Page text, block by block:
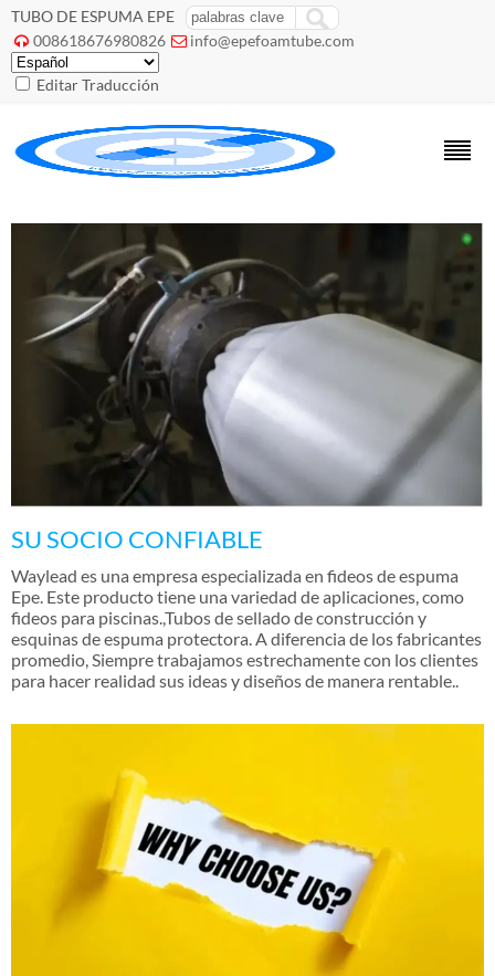
TUBO DE ESPUMA EPE
 008618676980826  info@epefoamtube.com
Editar Traducción
SU SOCIO CONFIABLE
Waylead es una empresa especializada en fideos de espuma
Epe. Este producto tiene una variedad de aplicaciones, como
fideos para piscinas.,Tubos de sellado de construcción y
esquinas de espuma protectora. A diferencia de los fabricantes
promedio, Siempre trabajamos estrechamente con los clientes
para hacer realidad sus ideas y diseños de manera rentable..